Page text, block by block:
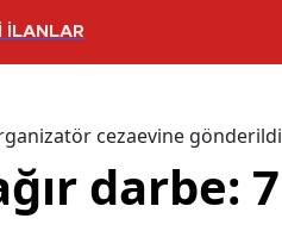
İLANLAR
cezaevine gönderildi
darbe: 7